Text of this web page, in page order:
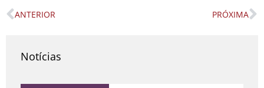
Prev
ANTERIOR PRÓXIMA
Notícias